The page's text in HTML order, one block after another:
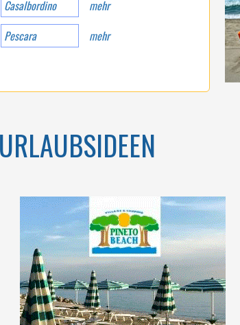
Casalbordino
mehr
Pescara
mehr
LIEGT NUR WENIGE
METER VON DEM
SANDSTRAND WENIGE
SCHRITTE VOM
BLAUEN MEER IM
GRÜNEN…